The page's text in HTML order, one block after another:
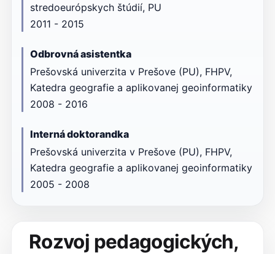
stredoeurópskych štúdií, PU
2011 - 2015
Odbrovná asistentka
Prešovská univerzita v Prešove (PU), FHPV,
Katedra geografie a aplikovanej geoinformatiky
2008 - 2016
Interná doktorandka
Prešovská univerzita v Prešove (PU), FHPV,
Katedra geografie a aplikovanej geoinformatiky
2005 - 2008
Rozvoj pedagogických,